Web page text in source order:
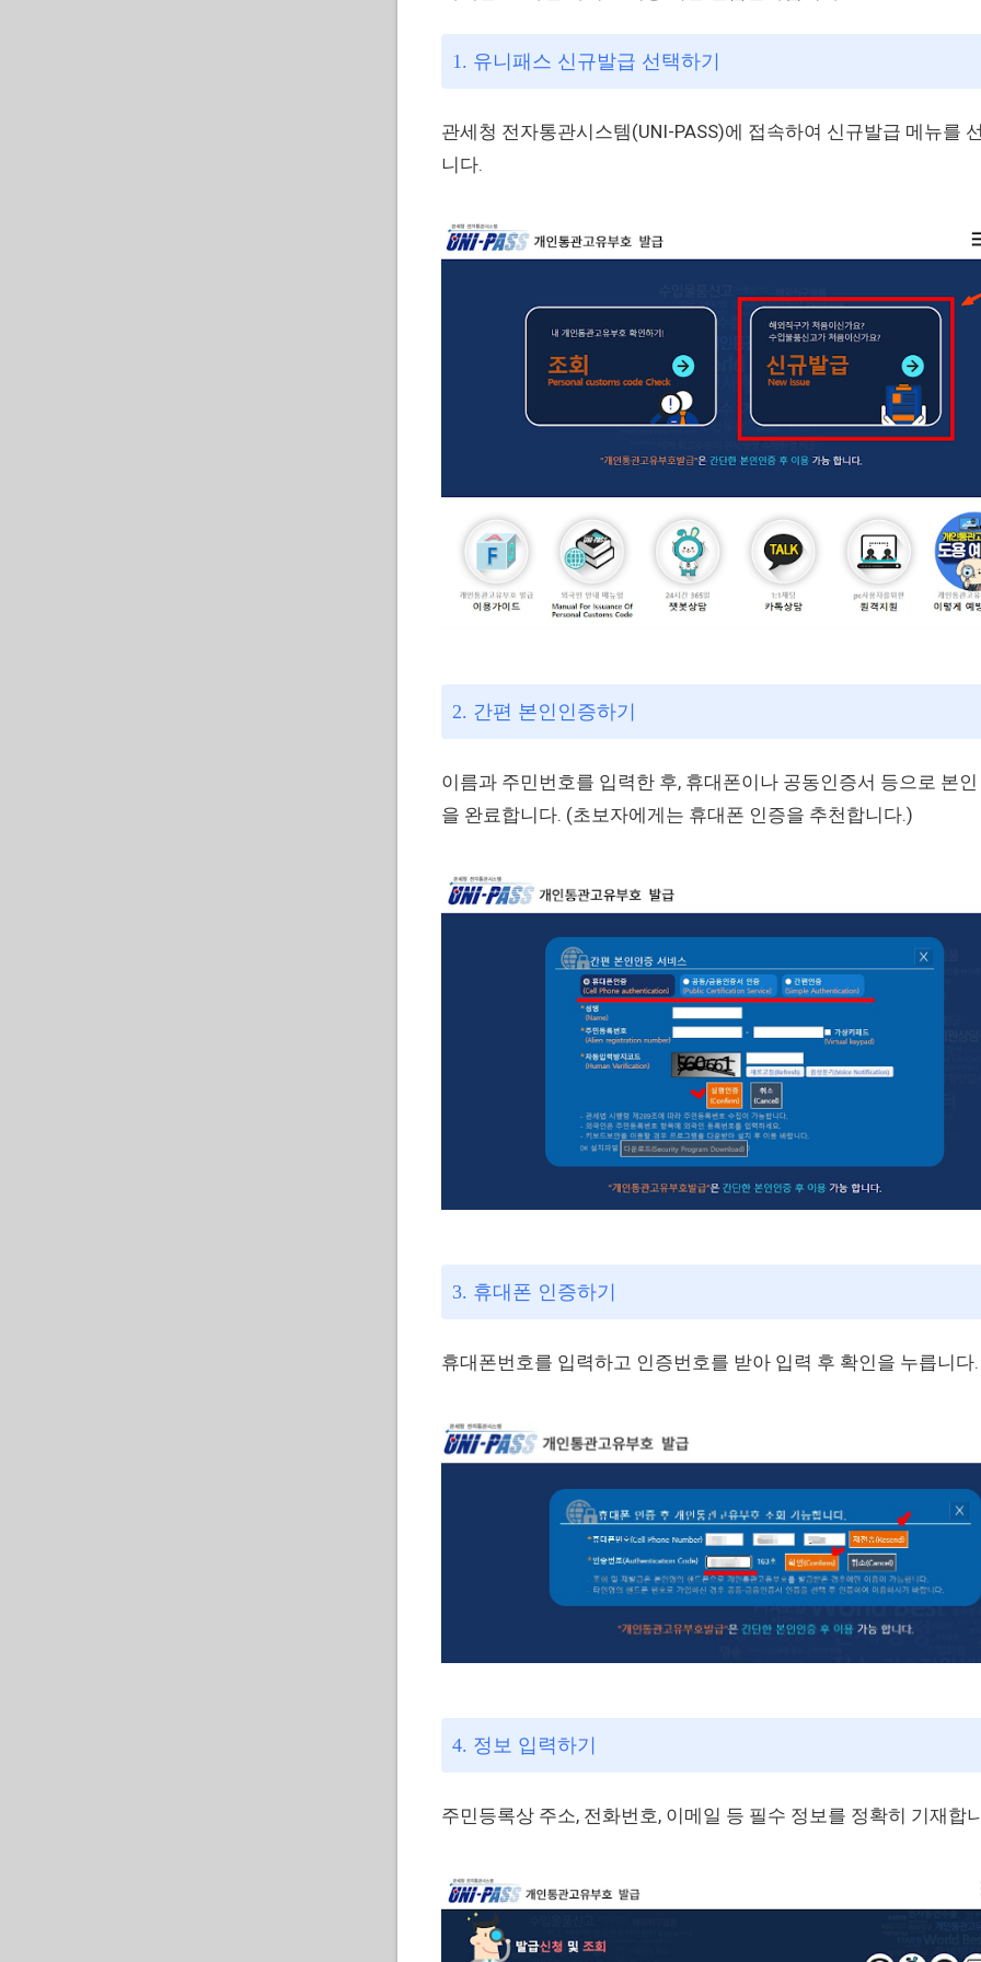
1. 유니패스 신규발급 선택하기
관세청 전자통관시스템(UNI-PASS)에 접속하여 신규발급 메뉴를
니다.
2. 간편 본인인증하기
이름과 주민번호를 입력한 후, 휴대폰이나 공동인증서 등으로 본
을 완료합니다. (초보자에게는 휴대폰 인증을 추천합니다.)
3. 휴대폰 인증하기
휴대폰번호를 입력하고 인증번호를 받아 입력 후 확인을 누릅니다.
4. 정보 입력하기
주민등록상 주소, 전화번호, 이메일 등 필수 정보를 정확히 기재합